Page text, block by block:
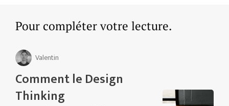
Pour compléter votre lecture.
Valentin
Comment le Design
Thinking